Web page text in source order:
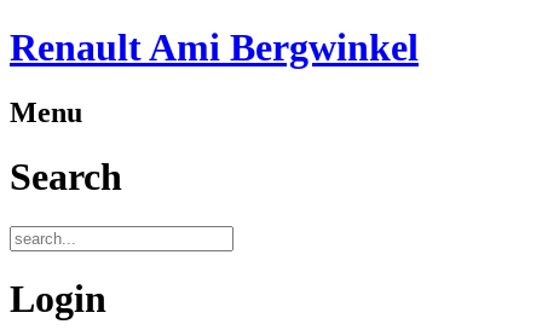
Renault Ami Bergwinkel
Menu
Search
Login